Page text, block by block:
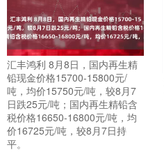
汇丰鸿利 8月8日，国内再生精
铅现金价格15700-15800元/
吨，均价15750元/吨，较8月7
日跌25元/吨；国内再生精铅含
税价格16650-16800元/吨，均
价16725元/吨，较8月7日持
平。